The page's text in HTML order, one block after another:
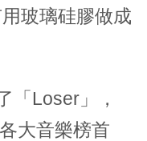
玻璃硅膠做成
「Loser」，
大音樂榜首